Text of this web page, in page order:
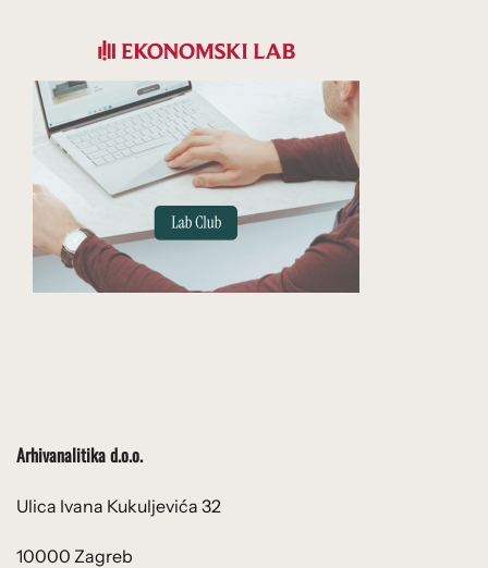
Arhivanalitika d.o.o.
Ulica Ivana Kukuljevića 32
10000 Zagreb